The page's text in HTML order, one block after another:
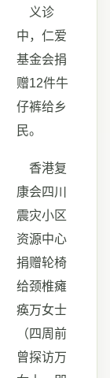
义诊
中，仁爱
基金会捐
赠12件牛
仔裤给乡
民。
香港复
康会四川
震灾小区
资源中心
捐赠轮椅
给颈椎瘫
痪万女士
（四周前
曾探访万